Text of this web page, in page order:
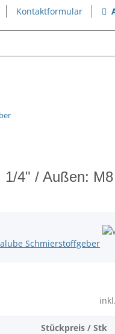
Kontaktformular
1/4" / Außen:
Schmierstoffgeber
Stückpreis / Stk